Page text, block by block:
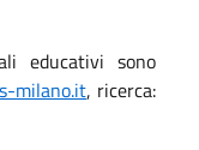
educativi sono
milano.it, ricerca: